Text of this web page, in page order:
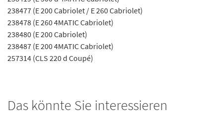
238477 (E 200 Cabriolet / E 260 Cabriolet)
238478 (E 260 4MATIC Cabriolet)
238480 (E 200 Cabriolet)
238487 (E 200 4MATIC Cabriolet)
257314 (CLS 220 d Coupé)
Das könnte Sie interessieren